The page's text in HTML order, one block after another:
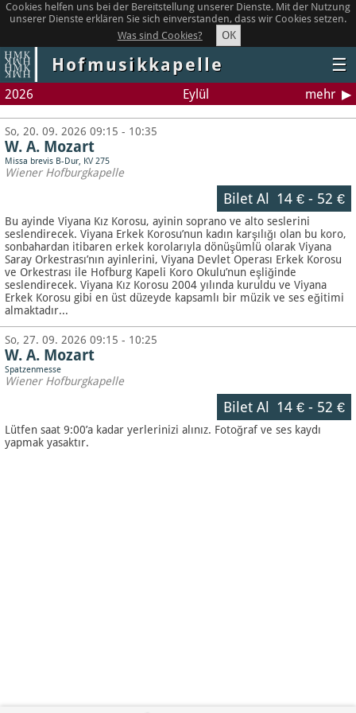
Cookies helfen uns bei der Bereitstellung unserer Dienste. Mit der Nutzung
unserer Dienste erklären Sie sich einverstanden, dass wir Cookies setzen.
Was sind Cookies?
OK
Hofmusikkapelle ☰
2026 Eylül mehr
So, 20. 09. 2026 09:15 - 10:35
W. A. Mozart
Missa brevis B-Dur, KV 275
Wiener Hofburgkapelle
Bilet Al 14 €- 52 €
Bu ayinde Viyana Kız Korosu, ayinin soprano ve alto seslerini
seslendirecek. Viyana Erkek Korosu’nun kadın karşılığı olan bu koro,
sonbahardan itibaren erkek korolarıyla dönüşümlü olarak Viyana
Saray Orkestrası’nın ayinlerini, Viyana Devlet Operası Erkek Korosu
ve Orkestrası ile Hofburg Kapeli Koro Okulu’nun eşliğinde
seslendirecek. Viyana Kız Korosu 2004 yılında kuruldu ve Viyana
Erkek Korosu gibi en üst düzeyde kapsamlı bir müzik ve ses eğitimi
almaktadır...
So, 27. 09. 2026 09:15 - 10:25
W. A. Mozart
Spatzenmesse
Wiener Hofburgkapelle
Bilet Al 14 €- 52 €
Lütfen saat 9:00’a kadar yerlerinizi alınız. Fotoğraf ve ses kaydı
yapmak yasaktır.